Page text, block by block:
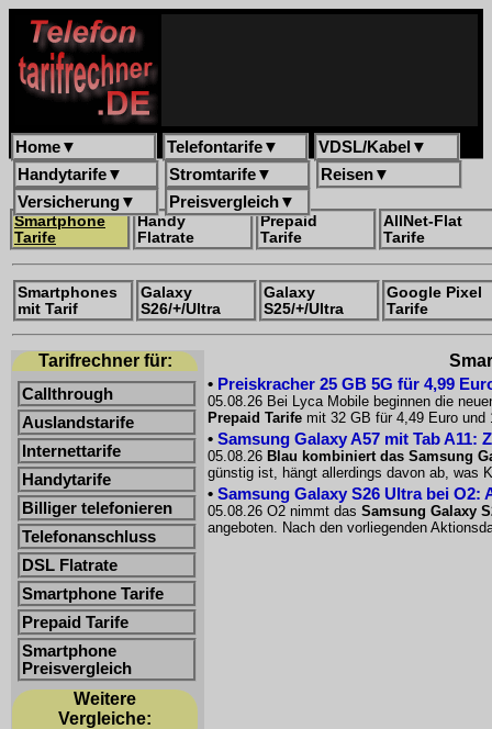
Home▼ Telefontarife▼ VDSL/Kabel ▼
Handytarife▼ Stromtarife▼ Reisen▼
Versicherung▼ Preisvergleich▼
Smartphone
Tarife
Handy
Flatrate
Prepaid
Tarife
AllNet-Flat
Tarife
Smartphones
mit Tarif
Galaxy
S26/+/Ultra
Galaxy
S25/+/Ultra
Google Pixel
Tarife
Tarifrechner für:
Callthrough
Auslandstarife
Internettarife
Handytarife
Billiger telefonieren
Telefonanschluss
DSL Flatrate
Smartphone Tarife
Prepaid Tarife
Smartphone
Preisvergleich
Weitere
Vergleiche:
• Preiskracher 25 GB 5G für 4,99
05.08.26 Bei Lyca Mobile beginnen die
Prepaid Tarife mit 32 GB für 4,49 Euro
• Samsung Galaxy A57 mit Tab A11:
05.08.26 Blau kombiniert das Samsung
günstig ist, hängt allerdings davon ab, was
• Samsung Galaxy S26 Ultra bei O2:
05.08.26 O2 nimmt das Samsung Galaxy
angeboten. Nach den vorliegenden